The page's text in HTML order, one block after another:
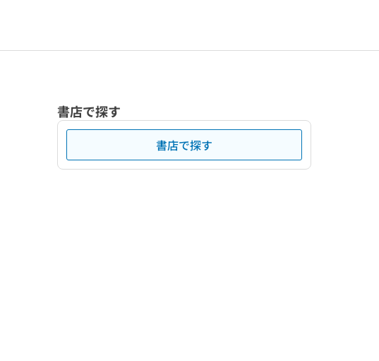
書店で探す
書店で探す